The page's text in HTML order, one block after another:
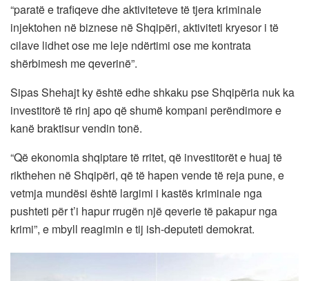
“paratë e trafiqeve dhe aktiviteteve të tjera kriminale
injektohen në biznese në Shqipëri, aktiviteti kryesor i të
cilave lidhet ose me leje ndërtimi ose me kontrata
shërbimesh me qeverinë”.
Sipas Shehajt ky është edhe shkaku pse Shqipëria nuk ka
investitorë të rinj apo që shumë kompani perëndimore e
kanë braktisur vendin tonë.
“Që ekonomia shqiptare të rritet, që investitorët e huaj të
rikthehen në Shqipëri, që të hapen vende të reja pune, e
vetmja mundësi është largimi i kastës kriminale nga
pushteti për t’i hapur rrugën një qeverie të pakapur nga
krimi”, e mbyll reagimin e tij ish-deputeti demokrat.